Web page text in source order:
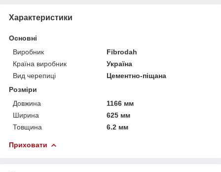
Характеристики
Основні
Виробник
Fibrodah
Країна виробник
Україна
Вид черепиці
Цементно-піщана
Розміри
Довжина
1166 мм
Ширина
625 мм
Товщина
6.2 мм
Приховати